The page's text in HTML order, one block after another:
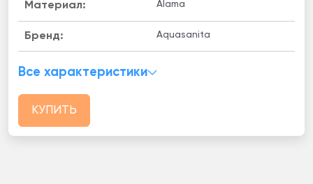
Материал: Alama
Бренд: Aquasanita
Все характеристики
КУПИТЬ